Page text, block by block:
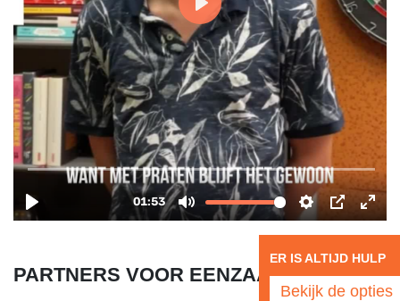
ER IS ALTIJD HULP
Bekijk de opties
PARTNERS VOOR EENZAAMHEID